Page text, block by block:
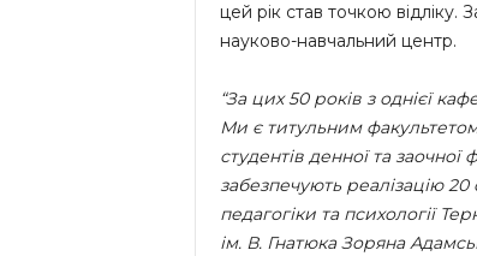
цей рік став точкою відліку.
науково-навчальний центр.
“За цих 50 років з однієї
Ми є титульним факультетом
студентів денної та
забезпечують реалізацію 20
педагогіки та психології
ім. В. Гнатюка Зоряна